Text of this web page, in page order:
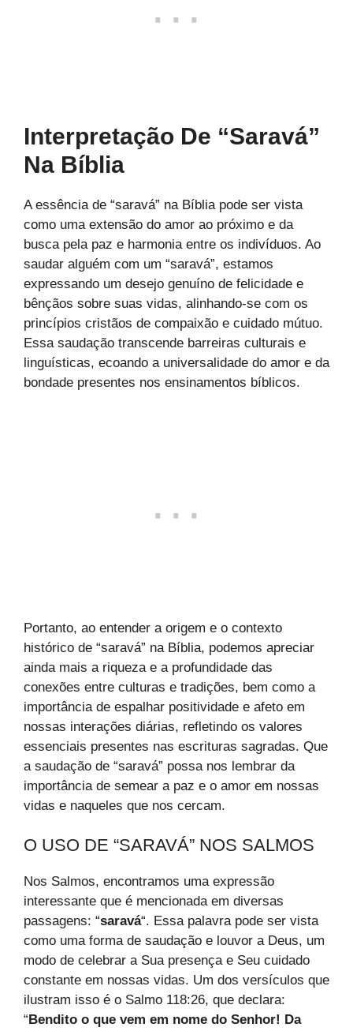
Interpretação De “Saravá”
Na Bíblia
A essência de “saravá” na Bíblia pode ser vista
como uma extensão do amor ao próximo e da
busca pela paz e harmonia entre os indivíduos. Ao
saudar alguém com um “saravá”, estamos
expressando um desejo genuíno de felicidade e
bênçãos sobre suas vidas, alinhando-se com os
princípios cristãos de compaixão e cuidado mútuo.
Essa saudação transcende barreiras culturais e
linguísticas, ecoando a universalidade do amor e da
bondade presentes nos ensinamentos bíblicos.
Portanto, ao entender a origem e o contexto
histórico de “saravá” na Bíblia, podemos apreciar
ainda mais a riqueza e a profundidade das
conexões entre culturas e tradições, bem como a
importância de espalhar positividade e afeto em
nossas interações diárias, refletindo os valores
essenciais presentes nas escrituras sagradas. Que
a saudação de “saravá” possa nos lembrar da
importância de semear a paz e o amor em nossas
vidas e naqueles que nos cercam.
O USO DE “SARAVÁ” NOS SALMOS
Nos Salmos, encontramos uma expressão
interessante que é mencionada em diversas
passagens: “saravá“. Essa palavra pode ser vista
como uma forma de saudação e louvor a Deus, um
modo de celebrar a Sua presença e Seu cuidado
constante em nossas vidas. Um dos versículos que
ilustram isso é o Salmo 118:26, que declara:
“Bendito o que vem em nome do Senhor! Da